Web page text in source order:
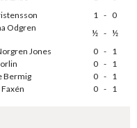
1 - 0
Odgren
½ - ½
Jones 0 - 1
0 - 1
Bermig 0 - 1
0 - 1